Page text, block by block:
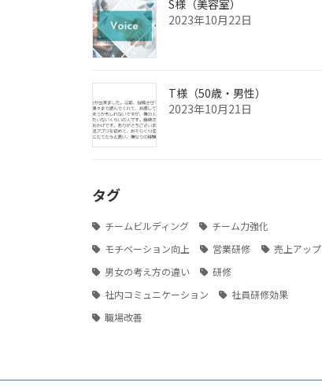
S様（美容室）
2023年10月22日
T様（50歳・男性）
2023年10月21日
タグ
チームビルディング
チーム力強化
モチベーション向上
営業研修
売上アップ
男女の考え方の違い
研修
社内コミュニケーション
社員研修効果
職場改善